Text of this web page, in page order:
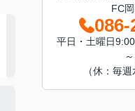
FC
086-
平日・土曜日
（休：毎